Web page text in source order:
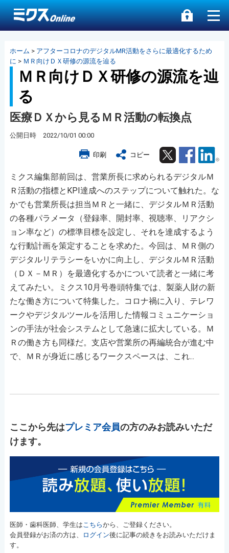
ホーム > アフターコロナのデジタルMR活動をさらに最適化するため
に > ＭＲ向けＤＸ研修の源流を辿る
ＭＲ向けＤＸ研修の源流を辿
る
医療ＤＸから見るＭＲ活動の転換点
公開日時 2022/10/01 00:00
印刷 コピー Twitter Facebook
ミクス編集部前回は、営業所長に求められるデジタルＭ
Ｒ活動の指標とKPI達成へのステップについて触れた。な
かでも営業所長は担当ＭＲと一緒に、デジタルＭＲ活動
の各種パラメータ（登録率、開封率、視聴率、リアクシ
ョン率など）の標準目標を設定し、それを達成するよう
な行動計画を策定することを求めた。今回は、ＭＲ側の
デジタルリテラシーをいかに向上し、デジタルＭＲ活動
（ＤＸ－ＭＲ）を最適化するかについて読者と一緒に考
えてみたい。ミクス10月号巻頭特集では、製薬人財の新
たな働き方について特集した。コロナ禍に入り、テレワ
ークやデジタルツールを活用した情報コミュニケーショ
ンの手法が社会システムとして急速に拡大している。Ｍ
Ｒの働き方も同様だ。支店や営業所の再編統合が進む中
で、ＭＲが身近に感じるワークスペースは、これ...
ここから先はプレミア会員の方のみお読みいただ
けます。
医師・歯科医師、学生はこちらから、ご登録ください。
会員登録がお済の方は、
ログイン後に記事の続きをお読みいただけま
す。